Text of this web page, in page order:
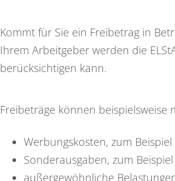
Kommt für Sie ein Freibetrag in
Ihrem Arbeitgeber werden die
berücksichtigen kann.
Freibeträge können beispielsweise
Werbungskosten, zum
Sonderausgaben, zum
außergewöhnliche